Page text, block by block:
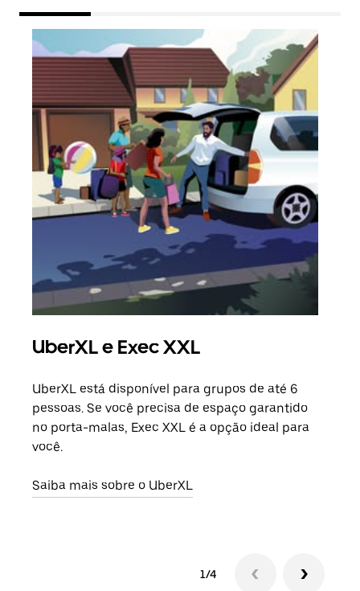
UberXL e Exec XXL
UberXL está disponível para grupos de até 6
pessoas. Se você precisa de espaço garantido
no porta-malas, Exec XXL é a opção ideal para
você.
Saiba mais sobre o UberXL
1/4